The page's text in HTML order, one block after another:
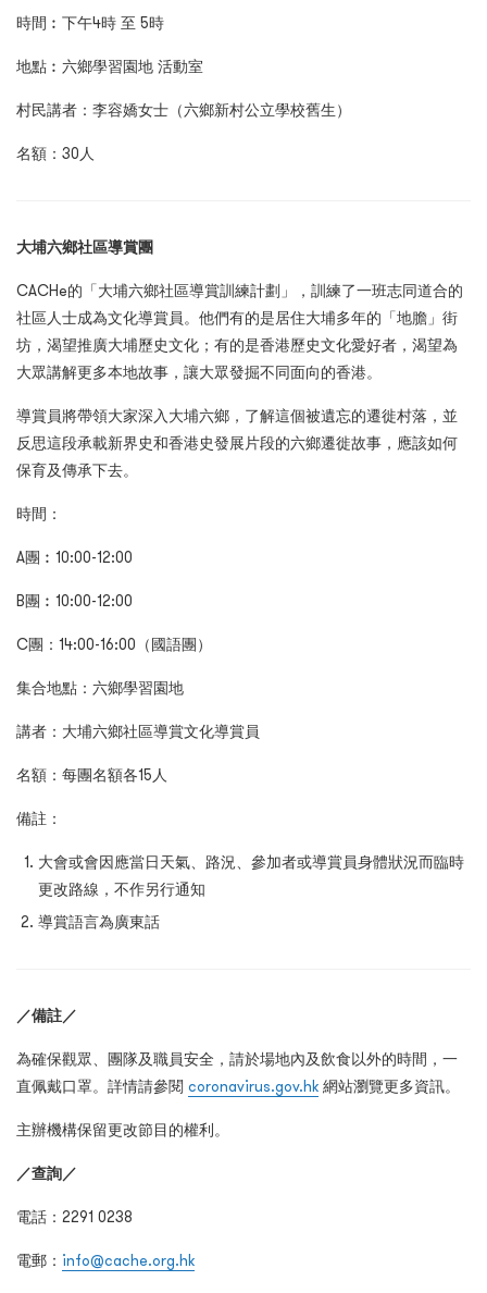
時間︰下午4時 至 5時
地點︰六鄉學習園地 活動室
村民講者：李容嬌女士（六鄉新村公立學校舊生）
名額：30人
大埔六鄉社區導賞團
CACHe的「大埔六鄉社區導賞訓練計劃」，訓練了一班志同道合的
社區人士成為文化導賞員。他們有的是居住大埔多年的「地膽」街
坊，渴望推廣大埔歷史文化；有的是香港歷史文化愛好者，渴望為
大眾講解更多本地故事，讓大眾發掘不同面向的香港。
導賞員將帶領大家深入大埔六鄉，了解這個被遺忘的遷徙村落，並
反思這段承載新界史和香港史發展片段的六鄉遷徙故事，應該如何
保育及傳承下去。
時間：
A團︰10:00-12:00
B團︰10:00-12:00
C團：14:00-16:00（國語團）
集合地點：六鄉學習園地
講者：大埔六鄉社區導賞文化導賞員
名額：每團名額各15人
備註：
大會或會因應當日天氣、路況、參加者或導賞員身體狀況而臨時
更改路線，不作另行通知
導賞語言為廣東話
／備註／
為確保觀眾、團隊及職員安全，請於場地內及飲食以外的時間，一
直佩戴口罩。詳情請參閱 coronavirus.gov.hk 網站瀏覽更多資訊。
主辦機構保留更改節目的權利。
／查詢／
電話：2291 0238
電郵： info@cache.org.hk